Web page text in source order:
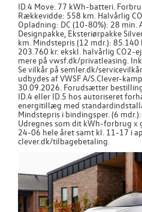
ID.4 Move. 77 kWh-batteri.
Rækkevidde: 558 km. Halvårlig
Opladning: DC (10-80%): 28 min.
Designpakke, Eksteriørpakke
km. Mindstepris (12 mdr.):
203.760 kr. ekskl. halvårlig
mere på vwsf.dk/privatleasing.
Se vilkår på semler.dk/
udbydes af VWSF A/S.Clever-
30.09.2026. Forudsætter
ID.4 eller ID.5 hos autoriseret
energitillæg med
Mindstepris i bindingsper. (6
Udregnes som dit kWh-forbrug x
24-06 hele året samt kl. 11-17 i
clever.dk/tilbagebetaling.